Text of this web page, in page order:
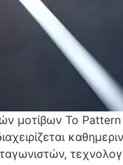
Το Pattern